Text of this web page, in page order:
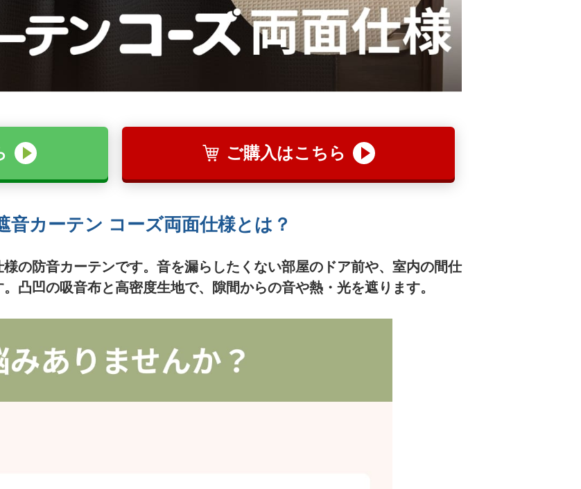
ご購入はこちら
音カーテン コーズ両面仕様とは？
の防音カーテンです。音を漏らしたくない部屋のドア前や、室内の間仕
凸凹の吸音布と高密度生地で、隙間からの音や熱・光を遮ります。